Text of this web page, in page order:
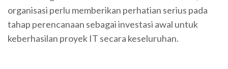
organisasi perlu memberikan perhatian serius pada
tahap perencanaan sebagai investasi awal untuk
keberhasilan proyek IT secara keseluruhan.